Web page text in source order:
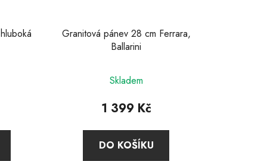
ůGranitová pánev 28 cm Ferrara,
Ballarini
Skladem
1 399 Kč
DO KOŠÍKU